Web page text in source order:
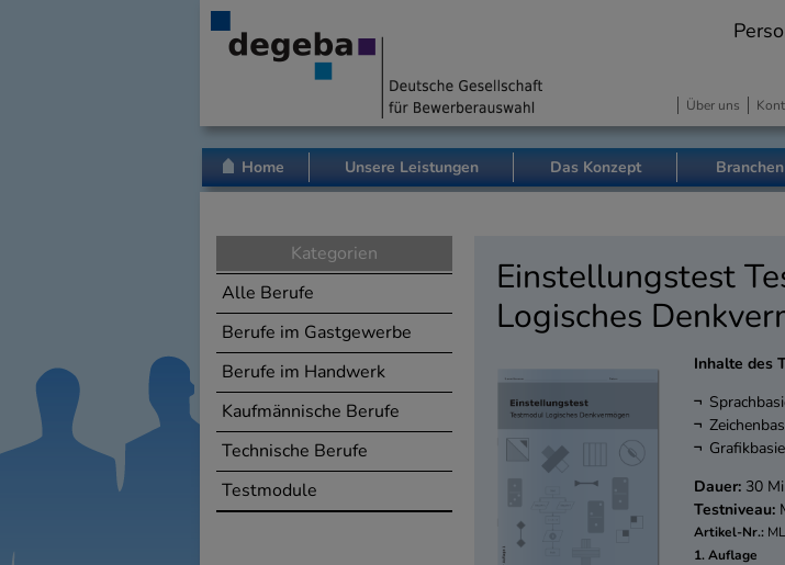
Über uns
Home Unsere Leistungen Das Konzept
Kategorien
Alle Berufe
Berufe im Gastgewerbe
Berufe im Handwerk
Kaufmännische Berufe
Technische Berufe
Testmodule
Einstellungstest
Logisches
Inhalte des
Dauer: 30
Testniveau:
Artikel-Nr.:
1. Auflage